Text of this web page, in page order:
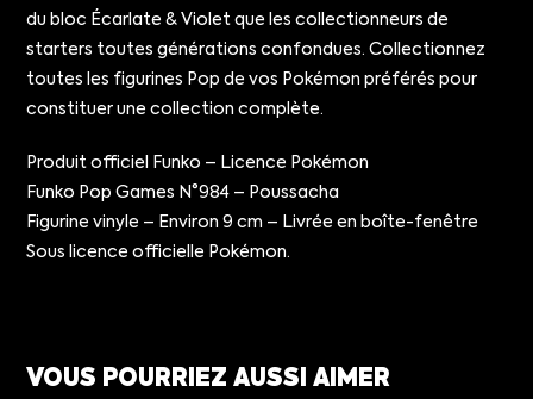
du bloc Écarlate & Violet que les collectionneurs de
starters toutes générations confondues. Collectionnez
toutes les figurines Pop de vos Pokémon préférés pour
constituer une collection complète.
Produit officiel Funko – Licence Pokémon
Funko Pop Games N°984 – Poussacha
Figurine vinyle – Environ 9 cm – Livrée en boîte-fenêtre
Sous licence officielle Pokémon.
VOUS POURRIEZ AUSSI AIMER